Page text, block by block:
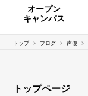
オープン
キャンパス
トップ ブログ 声優
トップページ